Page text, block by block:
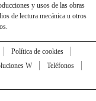
y usos de las obras
de lectura mecánica u otros
Política de cookies
W
Teléfonos